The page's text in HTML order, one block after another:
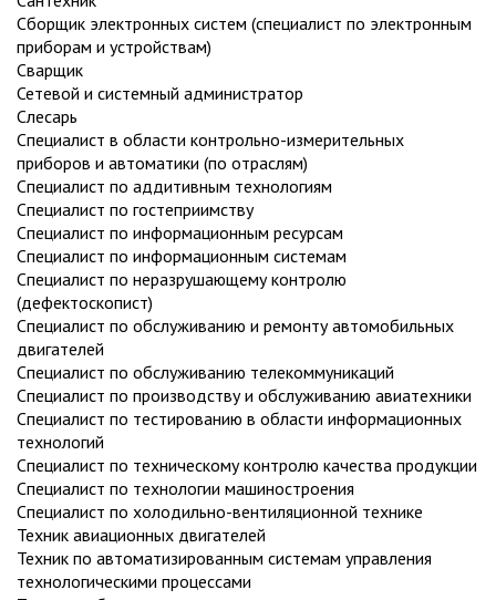
Сборщик электронных систем (специалист по электронным
приборам и устройствам)
Сварщик
Сетевой и системный администратор
Слесарь
Специалист в области контрольно-измерительных
приборов и автоматики (по отраслям)
Специалист по аддитивным технологиям
Специалист по гостеприимству
Специалист по информационным ресурсам
Специалист по информационным системам
Специалист по неразрушающему контролю
(дефектоскопист)
Специалист по обслуживанию и ремонту автомобильных
двигателей
Специалист по обслуживанию телекоммуникаций
Специалист по производству и обслуживанию авиатехники
Специалист по тестированию в области информационных
технологий
Специалист по техническому контролю качества продукции
Специалист по технологии машиностроения
Специалист по холодильно-вентиляционной технике
Техник авиационных двигателей
Техник по автоматизированным системам управления
технологическими процессами